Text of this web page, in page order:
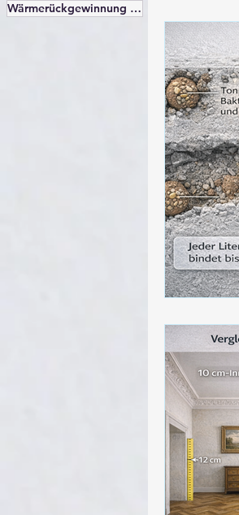
Wärmerückgewinnung beim Duschen